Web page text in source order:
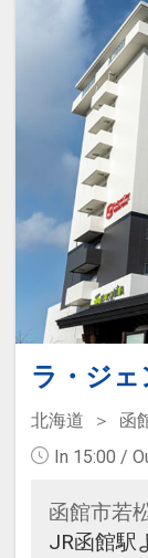
ラ・ジ
北海道
函
In 15:00 /
函館市若
JR函館駅